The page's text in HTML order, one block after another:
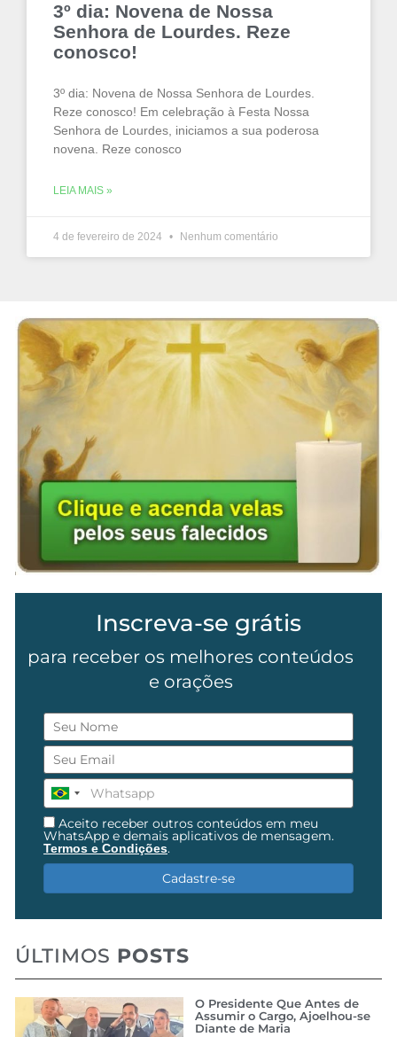
3º dia: Novena de Nossa
Senhora de Lourdes. Reze
conosco!
3º dia: Novena de Nossa Senhora de Lourdes.
Reze conosco! Em celebração à Festa Nossa
Senhora de Lourdes, iniciamos a sua poderosa
novena. Reze conosco
LEIA MAIS »
4 de fevereiro de 2024 Nenhum comentário
Inscreva-se grátis
para receber os melhores conteúdos
e orações
Aceito receber outros conteúdos em meu
WhatsApp e demais aplicativos de mensagem.
Termos e Condições.
Cadastre-se
ÚLTIMOS POSTS
O Presidente Que Antes de
Assumir o Cargo, Ajoelhou-se
Diante de Maria